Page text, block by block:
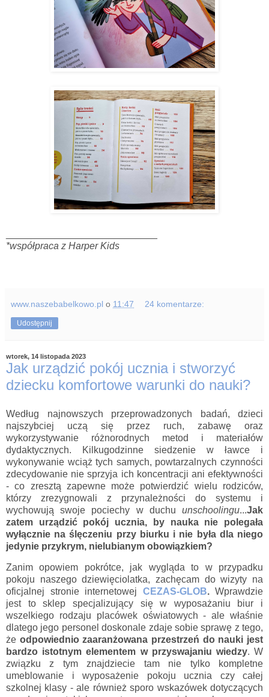
*współpraca z Harper Kids
www.naszebabelkowo.pl o 11:47 24 komentarze:
Udostępnij
wtorek, 14 listopada 2023
Jak urządzić pokój ucznia i stworzyć
dziecku komfortowe warunki do nauki?
Według najnowszych przeprowadzonych badań, dzieci
najszybciej uczą się przez ruch, zabawę oraz
wykorzystywanie różnorodnych metod i materiałów
dydaktycznych. Kilkugodzinne siedzenie w ławce i
wykonywanie wciąż tych samych, powtarzalnych czynności
zdecydowanie nie sprzyja ich koncentracji ani efektywności
- co zresztą zapewne może potwierdzić wielu rodziców,
którzy zrezygnowali z przynależności do systemu i
wychowują swoje pociechy w duchu unschoolingu...Jak
zatem urządzić pokój ucznia, by nauka nie polegała
wyłącznie na ślęczeniu przy biurku i nie była dla niego
jedynie przykrym, nielubianym obowiązkiem?
Zanim opowiem pokrótce, jak wygląda to w przypadku
pokoju naszego dziewięciolatka, zachęcam do wizyty na
oficjalnej stronie internetowej CEZAS-GLOB. Wprawdzie
jest to sklep specjalizujący się w wyposażaniu biur i
wszelkiego rodzaju placówek oświatowych - ale właśnie
dlatego jego personel doskonale zdaje sobie sprawę z tego,
że odpowiednio zaaranżowana przestrzeń do nauki jest
bardzo istotnym elementem w przyswajaniu wiedzy. W
związku z tym znajdziecie tam nie tylko kompletne
umeblowanie i wyposażenie pokoju ucznia czy całej
szkolnej klasy - ale również sporo wskazówek dotyczących